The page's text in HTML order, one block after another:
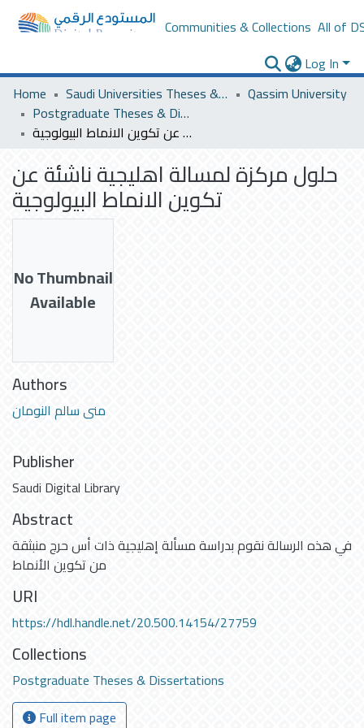
Communities & Collections All of
Log In
Home
Saudi Universities Theses & Dissertations
Qassim University
Postgraduate Theses & Dissertations
حلول مركزة لمسالة اهليجية ناشئة عن تكوين الانماط البيولوجية
حلول مركزة لمسالة اهليجية ناشئة عن
تكوين الانماط البيولوجية
No Thumbnail
Available
Authors
منى سالم النومان
Publisher
Saudi Digital Library
Abstract
في هذه الرسالة نقوم بدراسة مسألة إهليجية ذات أس حرج منبثقة
من تكوين الأنماط
URI
https://hdl.handle.net/20.500.14154/27759
Collections
Postgraduate Theses & Dissertations
Full item page